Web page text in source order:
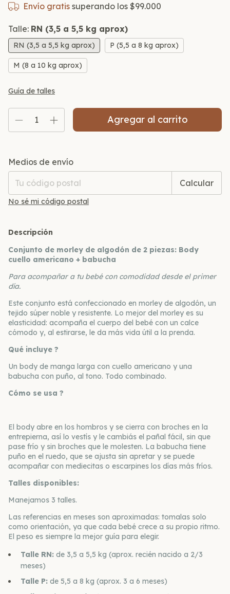
Envío gratis superando los$99.000
Talle: RN (3,5 a 5,5 kg aprox)
RN (3,5 a 5,5 kg aprox) P (5,5 a 8 kg aprox)
M (8 a 10 kg aprox)
Guía de talles
Entregas para el CP:
Medios de envío
Calcular
No sé mi código postal
Descripción
Conjunto de morley de algodón de 2 piezas: Body
cuello americano + babucha
Para acompañar a tu bebé con comodidad desde el primer
día.
Este conjunto está confeccionado en morley de algodón, un
tejido súper noble y resistente. Lo mejor del morley es su
elasticidad: acompaña el cuerpo del bebé con un calce
cómodo y, al estirarse, le da más vida útil a la prenda.
Qué incluye ?
Un body de manga larga con cuello americano y una
babucha con puño, al tono. Todo combinado.
Cómo se usa ?
El body abre en los hombros y se cierra con broches en la
entrepierna, así lo vestís y le cambiás el pañal fácil, sin que
pase frío y sin broches que le molesten. La babucha tiene
puño en el ruedo, que se ajusta sin apretar y se puede
acompañar con mediecitas o escarpines los días más fríos.
Talles disponibles:
Manejamos 3 talles.
Las referencias en meses son aproximadas: tomalas solo
como orientación, ya que cada bebé crece a su propio ritmo.
El peso es siempre la mejor guía para elegir.
Talle RN: de 3,5 a 5,5 kg (aprox. recién nacido a 2/3
meses)
Talle P: de 5,5 a 8 kg (aprox. 3 a 6 meses)